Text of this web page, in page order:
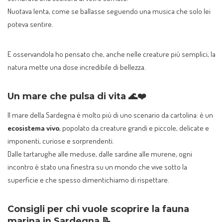
Nuotava lenta, come se ballasse seguendo una musica che solo lei
poteva sentire.
E osservandola ho pensato che, anche nelle creature più semplici, la
natura mette una dose incredibile di bellezza.
Un mare che pulsa di vita 🌊❤️
Il mare della Sardegna è molto più di uno scenario da cartolina: è un
ecosistema vivo, popolato da creature grandi e piccole, delicate e
imponenti, curiose e sorprendenti.
Dalle tartarughe alle meduse, dalle sardine alle murene, ogni
incontro è stato una finestra su un mondo che vive sotto la
superficie e che spesso dimentichiamo di rispettare.
Consigli per chi vuole scoprire la fauna